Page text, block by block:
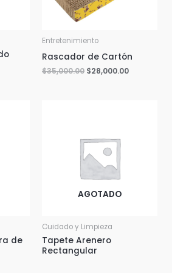
Entretenimiento
Rascador de Cartón
$35,000.00 $28,000.00
de
AGOTADO
Cuidado y Limpieza
Tapete Arenero
Rectangular